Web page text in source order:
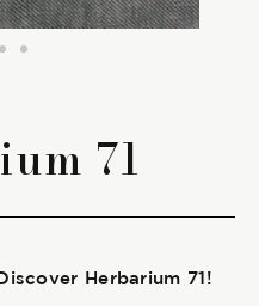
71
Herbarium 71!